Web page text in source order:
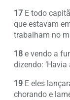
17 E todo
que estavam
trabalham no
18 e vendo a
dizendo:
19 E eles
chorando e